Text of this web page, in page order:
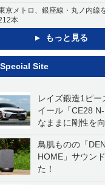
京メトロ、銀座線・丸ノ内
本
もっと見る
Special Site
レイズ鍛造1ピー
イール「CE28
なままに剛性を
鳥肌ものの「
HOME」サウン
た！